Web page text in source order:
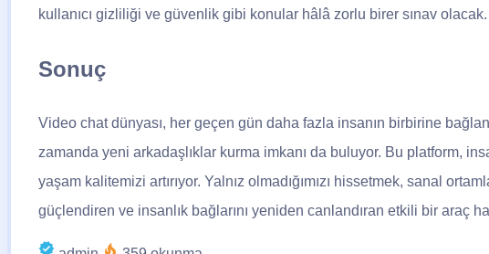
kullanıcı gizliliği ve güvenlik gibi konular hâlâ zorlu birer sınav
Sonuç
Video chat dünyası, her geçen gün daha fazla insanın birbirine
zamanda yeni arkadaşlıklar kurma imkanı da buluyor. Bu platform,
yaşam kalitemizi artırıyor. Yalnız olmadığımızı hissetmek, sanal
güçlendiren ve insanlık bağlarını yeniden canlandıran etkili bir araç